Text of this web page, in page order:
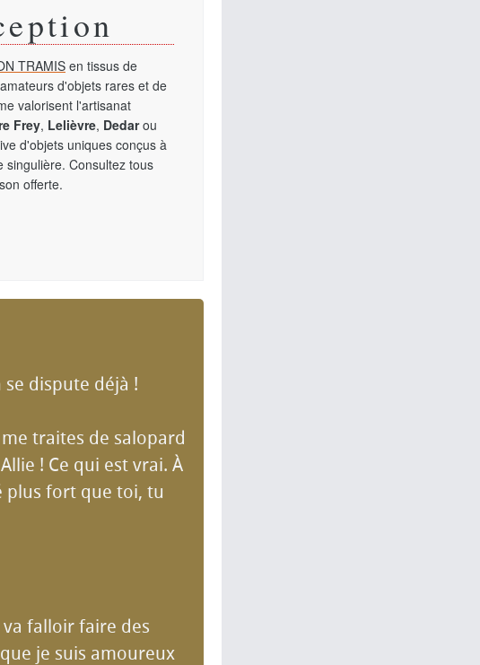
TRAMIS en tissus de
d'objets rares et de
valorisent l'artisanat
Frey, Lelièvre, Dedarou
d'objets uniques conçus à
singulière. Consultez tous
offerte.
se dispute déjà !
traites de salopard
! Ce qui est vrai. À
plus fort que toi, tu
va falloir faire des
je suis amoureux